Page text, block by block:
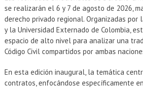
INVESTIGACIÓN
BIBLIOTECAS
EXTENSIÓN
Académicos
se realizarán el 6 y 7 de agosto de 2026,
derecho privado regional. Organizadas por
y la Universidad Externado de Colombia,
espacio de alto nivel para analizar una
Código Civil compartidos por ambas
En esta edición inaugural, la temática
contratos, enfocándose específicamente